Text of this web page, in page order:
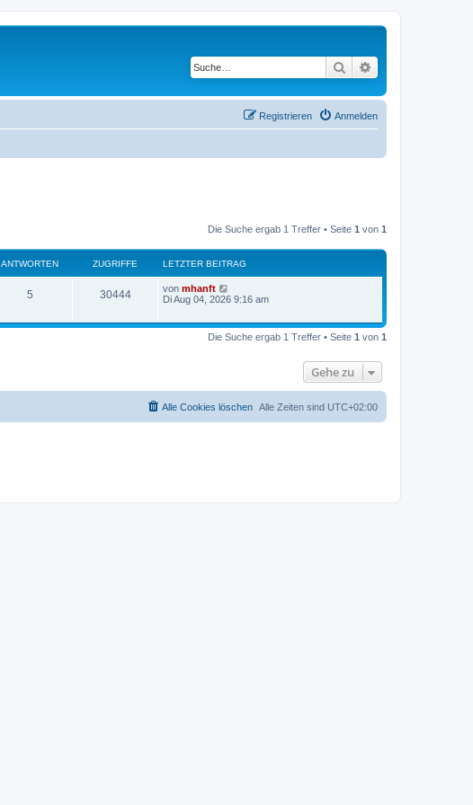
Suche
Anmelden
Registrieren
Die Suche ergab 1 Treffer • Seite 1 von 1
ANTWORTEN ZUGRIFFE LETZTER BEITRAG
5 30444 von mhanft
Di Aug 04, 2026 9:16 am
Die Suche ergab 1 Treffer • Seite 1 von 1
Gehe zu
Alle Zeiten sind UTC+02:00
Alle Cookies löschen